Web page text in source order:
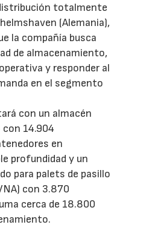
totalmente
(Alemania),
la compañía busca
de almacenamiento,
y responder al
en el segmento
con un almacén
14.904
en
profundidad y un
para palets de pasillo
con 3.870
cerca de 18.800